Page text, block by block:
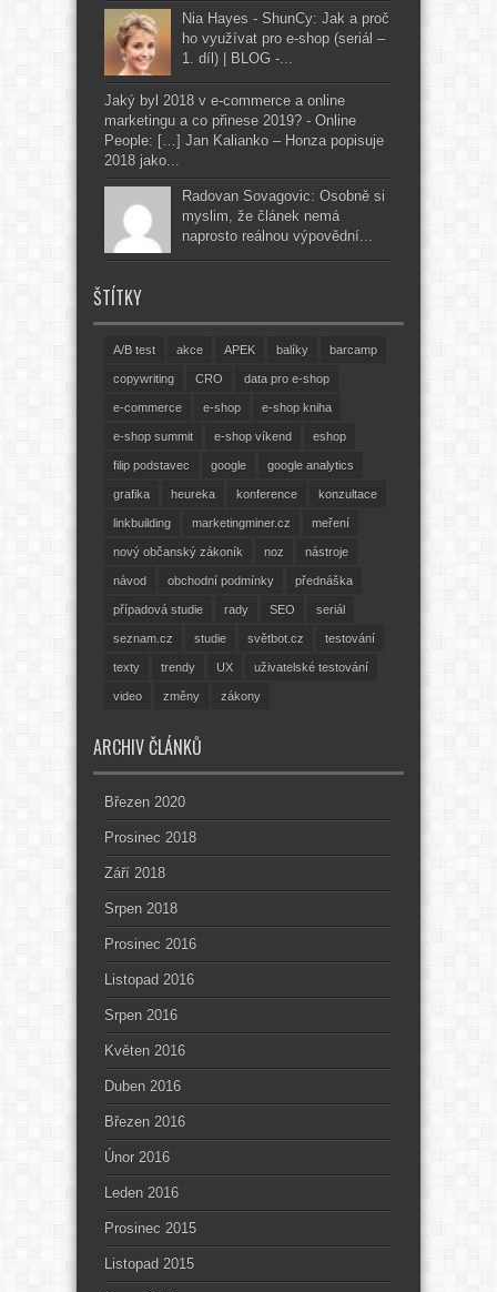
Nia Hayes - ShunCy: Jak a proč
ho využívat pro e-shop (seriál –
1. díl) | BLOG -...
Jaký byl 2018 v e-commerce a online
marketingu a co přinese 2019? - Online
People: […] Jan Kalianko – Honza popisuje
2018 jako...
Radovan Sovagovic: Osobně si
myslim, že článek nemá
naprosto reálnou výpovědní...
ŠTÍTKY
A/B test akce APEK balíky barcamp
copywriting CRO data pro e-shop
e-commerce e-shop e-shop kniha
e-shop summit e-shop víkend eshop
filip podstavec google google analytics
grafika heureka konference konzultace
linkbuilding marketingminer.cz meření
nový občanský zákoník noz nástroje
návod obchodní podmínky přednáška
případová studie rady SEO seriál
seznam.cz studie světbot.cz testování
texty trendy UX uživatelské testování
video změny zákony
ARCHIV ČLÁNKŮ
Březen 2020
Prosinec 2018
Září 2018
Srpen 2018
Prosinec 2016
Listopad 2016
Srpen 2016
Květen 2016
Duben 2016
Březen 2016
Únor 2016
Leden 2016
Prosinec 2015
Listopad 2015